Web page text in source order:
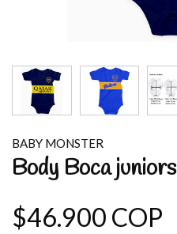
BABY MONSTER
Body Boca juniors
$46.900 COP